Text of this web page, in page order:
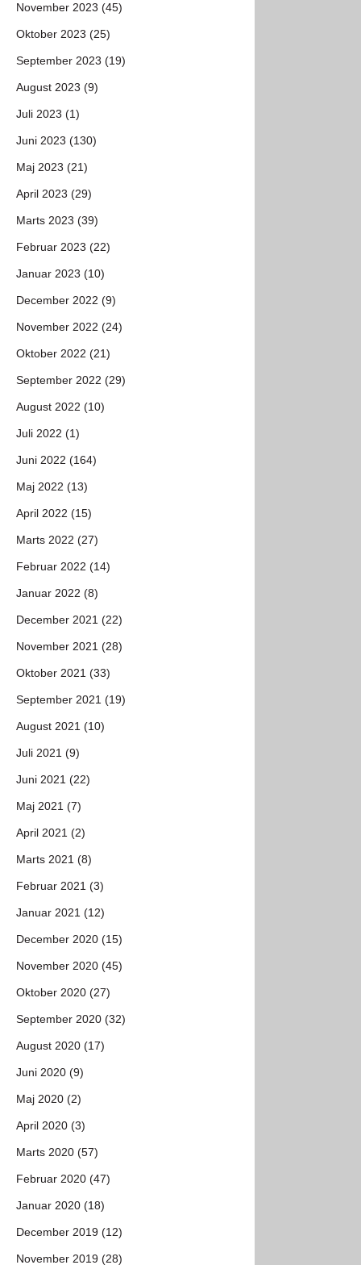
November 2023 (45)
Oktober 2023 (25)
September 2023 (19)
August 2023 (9)
Juli 2023 (1)
Juni 2023 (130)
Maj 2023 (21)
April 2023 (29)
Marts 2023 (39)
Februar 2023 (22)
Januar 2023 (10)
December 2022 (9)
November 2022 (24)
Oktober 2022 (21)
September 2022 (29)
August 2022 (10)
Juli 2022 (1)
Juni 2022 (164)
Maj 2022 (13)
April 2022 (15)
Marts 2022 (27)
Februar 2022 (14)
Januar 2022 (8)
December 2021 (22)
November 2021 (28)
Oktober 2021 (33)
September 2021 (19)
August 2021 (10)
Juli 2021 (9)
Juni 2021 (22)
Maj 2021 (7)
April 2021 (2)
Marts 2021 (8)
Februar 2021 (3)
Januar 2021 (12)
December 2020 (15)
November 2020 (45)
Oktober 2020 (27)
September 2020 (32)
August 2020 (17)
Juni 2020 (9)
Maj 2020 (2)
April 2020 (3)
Marts 2020 (57)
Februar 2020 (47)
Januar 2020 (18)
December 2019 (12)
November 2019 (28)